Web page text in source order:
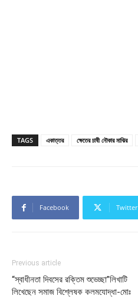
TAGS একাত্তর ক্ষেতের চাষী নৌকার মাঝির
Facebook Twitter
Previous article
“স্বাধীনতা দিবসের রক্তিম শুভেচ্ছা”লিখাটি
লিখেছেন সমাজ বিশ্লেষক কলমযোদ্ধা-মোঃ